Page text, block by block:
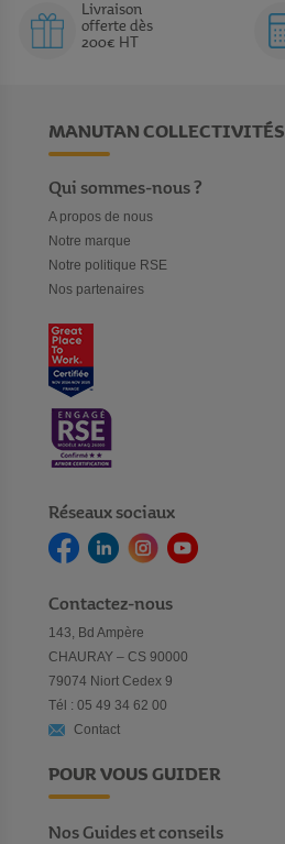
Livraison
offerte dès
200€ HT
MANUTAN COLLECTIVITÉS
Qui sommes-nous ?
A propos de nous
Notre marque
Notre politique RSE
Nos partenaires
Réseaux sociaux
Contactez-nous
143, Bd Ampère
CHAURAY – CS 90000
79074 Niort Cedex 9
Tél : 05 49 34 62 00
Contact
POUR VOUS GUIDER
Nos Guides et conseils